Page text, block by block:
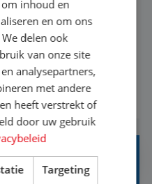
of
je klaar voor de
reis je de hele
in op de
en wat er in de
enthousiasme weet je
droomreis te
inhoud en
en om ons
delen ook
van onze site
analysepartners,
met andere
heeft verstrekt of
door uw gebruik
Targeting